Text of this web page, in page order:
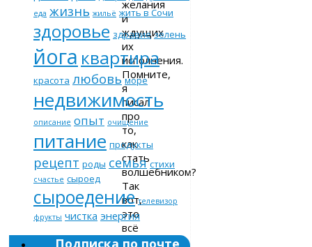
желания
и
ждущих
их
исполнения.
Помните,
я
писал
про
то,
как
стать
волшебником?
Так
вот,
это
всё
работает,
еда жизнь жильё жить в Сочи
здоровье здравие зелень
йога квартира
красота любовь море
недвижимость
описание опыт очищение
питание продукты
рецепт роды семья стихи
счастье сыроед
сыроедение телевизор
фрукты чистка энергия
Подписка по почте